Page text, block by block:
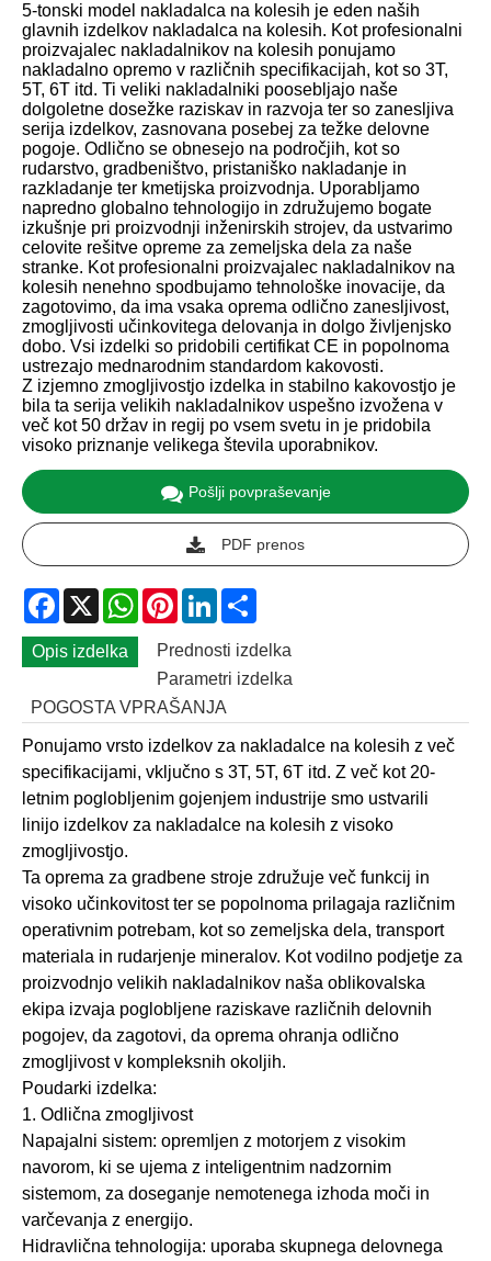
5-tonski model nakladalca na kolesih je eden naših
glavnih izdelkov nakladalca na kolesih. Kot profesionalni
proizvajalec nakladalnikov na kolesih ponujamo
nakladalno opremo v različnih specifikacijah, kot so 3T,
5T, 6T itd. Ti veliki nakladalniki poosebljajo naše
dolgoletne dosežke raziskav in razvoja ter so zanesljiva
serija izdelkov, zasnovana posebej za težke delovne
pogoje. Odlično se obnesejo na področjih, kot so
rudarstvo, gradbeništvo, pristaniško nakladanje in
razkladanje ter kmetijska proizvodnja. Uporabljamo
napredno globalno tehnologijo in združujemo bogate
izkušnje pri proizvodnji inženirskih strojev, da ustvarimo
celovite rešitve opreme za zemeljska dela za naše
stranke. Kot profesionalni proizvajalec nakladalnikov na
kolesih nenehno spodbujamo tehnološke inovacije, da
zagotovimo, da ima vsaka oprema odlično zanesljivost,
zmogljivosti učinkovitega delovanja in dolgo življenjsko
dobo. Vsi izdelki so pridobili certifikat CE in popolnoma
ustrezajo mednarodnim standardom kakovosti.
Z izjemno zmogljivostjo izdelka in stabilno kakovostjo je
bila ta serija velikih nakladalnikov uspešno izvožena v
več kot 50 držav in regij po vsem svetu in je pridobila
visoko priznanje velikega števila uporabnikov.
Pošlji povpraševanje
PDF prenos
Facebook
X WhatsApp
PinterestLinkedIn
Opis izdelka
Prednosti izdelka
Parametri izdelka
POGOSTA VPRAŠANJA
Ponujamo vrsto izdelkov za nakladalce na kolesih z več
specifikacijami, vključno s 3T, 5T, 6T itd. Z več kot 20-
letnim poglobljenim gojenjem industrije smo ustvarili
linijo izdelkov za nakladalce na kolesih z visoko
zmogljivostjo.
Ta oprema za gradbene stroje združuje več funkcij in
visoko učinkovitost ter se popolnoma prilagaja različnim
operativnim potrebam, kot so zemeljska dela, transport
materiala in rudarjenje mineralov. Kot vodilno podjetje za
proizvodnjo velikih nakladalnikov naša oblikovalska
ekipa izvaja poglobljene raziskave različnih delovnih
pogojev, da zagotovi, da oprema ohranja odlično
zmogljivost v kompleksnih okoljih.
Poudarki izdelka:
1. Odlična zmogljivost
Napajalni sistem: opremljen z motorjem z visokim
navorom, ki se ujema z inteligentnim nadzornim
sistemom, za doseganje nemotenega izhoda moči in
varčevanja z energijo.
Hidravlična tehnologija: uporaba skupnega delovnega